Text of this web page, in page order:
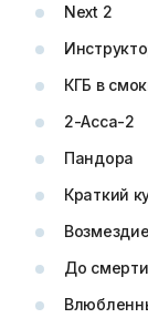
Next 2
КГБ в
2-Асса-2
Пандора
Краткий
Возмездие
До